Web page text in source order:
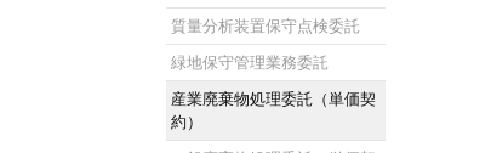
質量分析装置保守点検委託
緑地保守管理業務委託
産業廃棄物処理委託（単価契
約）